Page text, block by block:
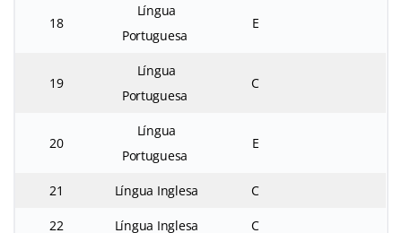
18
Língua
Portuguesa
E
19
Língua
Portuguesa
C
20
Língua
Portuguesa
E
21 Língua Inglesa C
22 Língua Inglesa C